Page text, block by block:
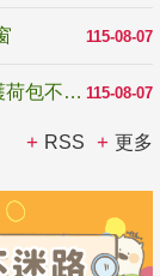
115-08-07
115-08-07
反詐騙宣導_防詐有道，霹靂布袋戲陪你守護荷包不受騙
RSS 更多